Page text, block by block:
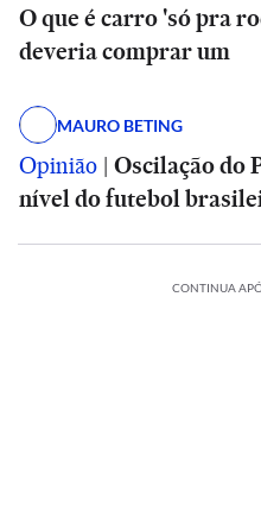
O que é carro 'só pra
deveria comprar um
MAURO BETING
Opinião | Oscilação do
nível do futebol
CONTINUA